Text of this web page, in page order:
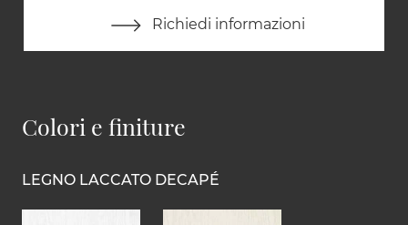
Richiedi informazioni
Colori e finiture
LEGNO LACCATO DECAPÉ